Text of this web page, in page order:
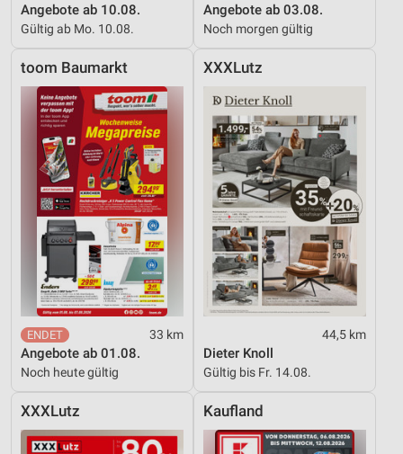
Angebote ab 10.08.
Gültig ab Mo. 10.08.
Angebote ab 03.08.
Noch morgen gültig
toom Baumarkt
33 km
Angebote ab 01.08.
Noch heute gültig
XXXLutz
44,5 km
Dieter Knoll
Gültig bis Fr. 14.08.
XXXLutz Kaufland